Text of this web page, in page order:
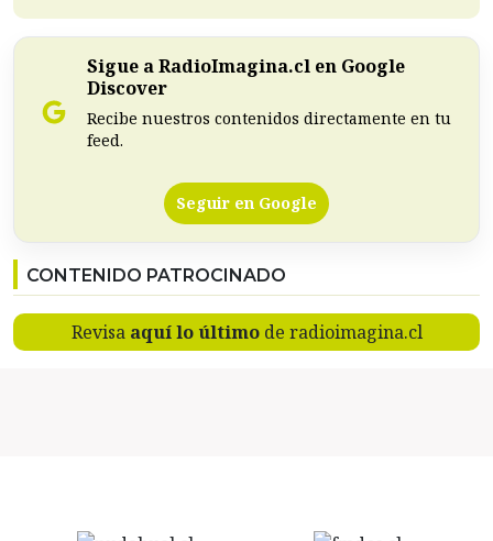
Sigue a RadioImagina.cl en Google
Discover
Recibe nuestros contenidos directamente en tu
feed.
Seguir en Google
CONTENIDO PATROCINADO
Revisa aquí lo últimode radioimagina.cl